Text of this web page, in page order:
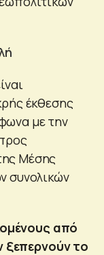
έκθεσης
με την
Μέσης
συνολικών
από
ξεπερνούν το